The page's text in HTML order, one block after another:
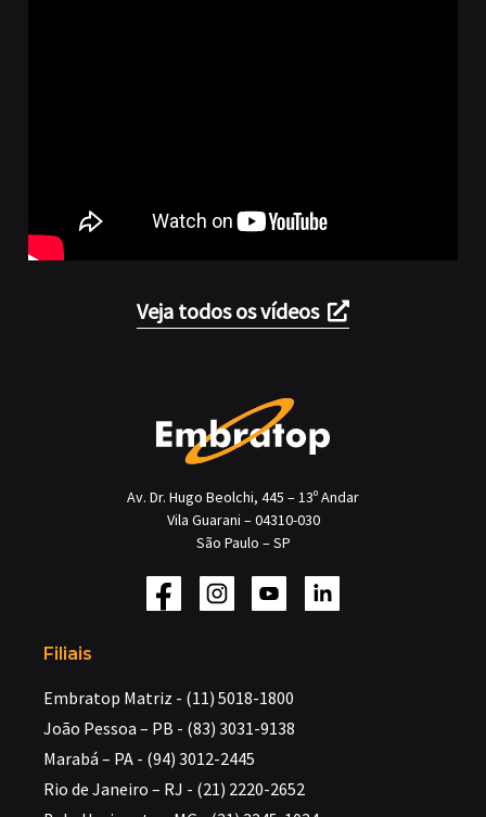
Veja todos os vídeos
Av. Dr. Hugo Beolchi, 445 – 13º Andar
Vila Guarani – 04310-030
São Paulo – SP
Filiais
Embratop Matriz - (11) 5018-1800
João Pessoa – PB - (83) 3031-9138
Marabá – PA - (94) 3012-2445
Rio de Janeiro – RJ - (21) 2220-2652